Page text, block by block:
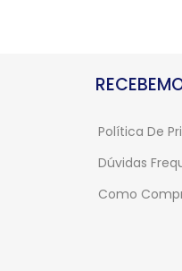
Política De
Dúvidas
Como